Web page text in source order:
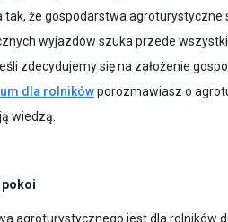
że gospodarstwa agroturystyczne
wyjazdów szuka przede
zdecydujemy się na założenie
dla rolnikówporozmawiasz o
wiedzą.
pokoi
agroturystycznego jest dla rolników